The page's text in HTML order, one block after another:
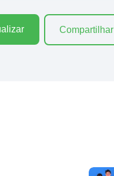
Compartilhar